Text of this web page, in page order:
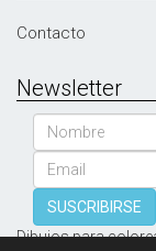
Contacto
Newsletter
Nombre
Email
SUSCRIBIRSE
Dibujos para